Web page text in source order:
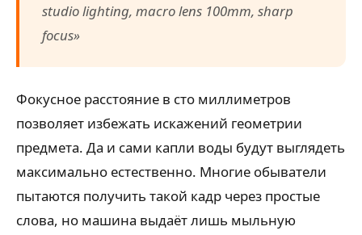
studio lighting, macro lens 100mm, sharp
focus»
Фокусное расстояние в сто миллиметров
позволяет избежать искажений геометрии
предмета. Да и сами капли воды будут выглядеть
максимально естественно. Многие обыватели
пытаются получить такой кадр через простые
слова, но машина выдаёт лишь мыльную